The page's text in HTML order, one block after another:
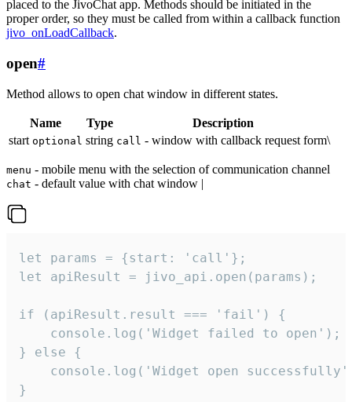
placed to the JivoChat app. Methods should be initiated in the
proper order, so they must be called from within a callback function
jivo_onLoadCallback.
open#
Method allows to open chat window in different states.
Name Type
Description
start optional string call - window with callback request form\
menu - mobile menu with the selection of communication channel
chat - default value with chat window |
let params = {start: 'call'};
let apiResult = jivo_api.open(params);
if (apiResult.result === 'fail') {
    console.log('Widget failed to open');
} else {
console.log('Widget open
}